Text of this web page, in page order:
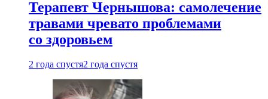
Терапевт Чернышова: самолечение
травами чревато проблемами
со здоровьем
2 года спустя2 года спустя